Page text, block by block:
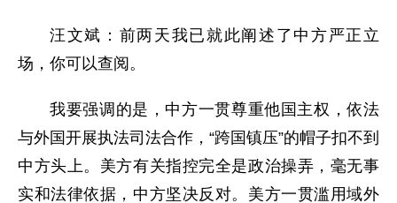
汪文斌：前两天我已就此阐述了中方严正立
场，你可以查阅。
我要强调的是，中方一贯尊重他国主权，依法
与外国开展执法司法合作，“跨国镇压”的帽子扣不到
中方头上。美方有关指控完全是政治操弄，毫无事
实和法律依据，中方坚决反对。美方一贯滥用域外